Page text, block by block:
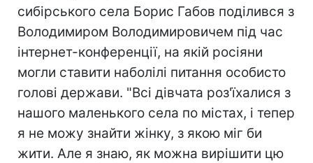
сибірського села Борис Габов поділився з
Володимиром Володимировичем під час
інтернет-конференції, на якій росіяни
могли ставити наболілі питання особисто
голові держави. "Всі дівчата роз'їхалися з
нашого маленького села по містах, і тепер
я не можу знайти жінку, з якою міг би
жити. Але я знаю, як можна вирішити цю